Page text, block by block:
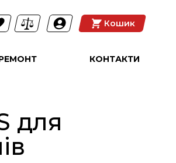
Кошик
РЕМОНТ КОНТАКТИ
для